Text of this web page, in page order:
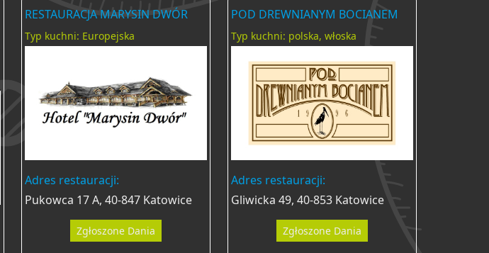
RESTAURACJA MARYSIN DWÓR
Typ kuchni: Europejska
Adres restauracji:
Pukowca 17 A, 40-847 Katowice
Zgłoszone Dania
POD DREWNIANYM BOCIANEM
Typ kuchni: polska, włoska
Adres restauracji:
Gliwicka 49, 40-853 Katowice
Zgłoszone Dania